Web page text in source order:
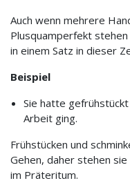
Auch wenn mehrere
Plusquamperfekt
in einem Satz in dieser
Beispiel
Sie hatte
Arbeit ging.
Frühstücken und
Gehen, daher stehen
im Präteritum.